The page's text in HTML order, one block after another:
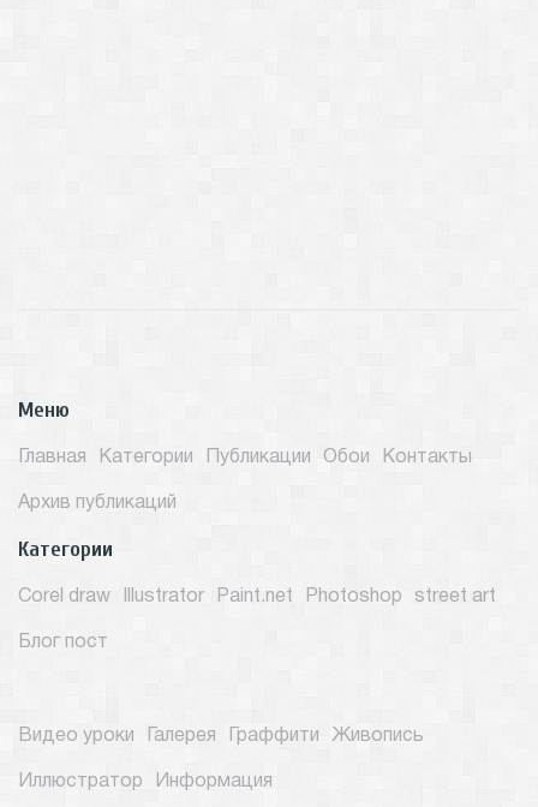
Меню
Главная Категории Публикации Обои Контакты
Архив публикаций
Категории
Corel draw Illustrator Paint.net Photoshop street art
Блог пост
Видео уроки Галерея Граффити Живопись
Иллюстратор Информация